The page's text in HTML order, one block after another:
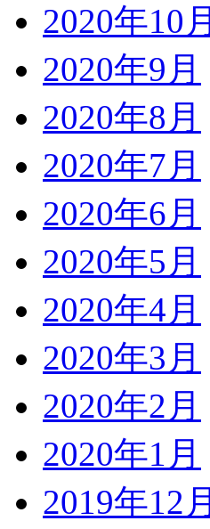
2020年10月
2020年9月
2020年8月
2020年7月
2020年6月
2020年5月
2020年4月
2020年3月
2020年2月
2020年1月
2019年12月